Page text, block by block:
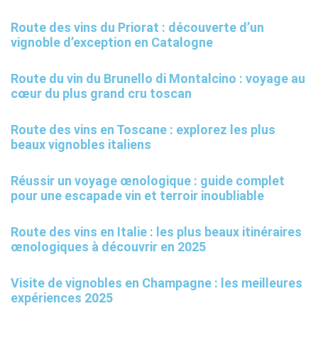
Route des vins du Priorat : découverte d’un
vignoble d’exception en Catalogne
Route du vin du Brunello di Montalcino : voyage au
cœur du plus grand cru toscan
Route des vins en Toscane : explorez les plus
beaux vignobles italiens
Réussir un voyage œnologique : guide complet
pour une escapade vin et terroir inoubliable
Route des vins en Italie : les plus beaux itinéraires
œnologiques à découvrir en 2025
Visite de vignobles en Champagne : les meilleures
expériences 2025